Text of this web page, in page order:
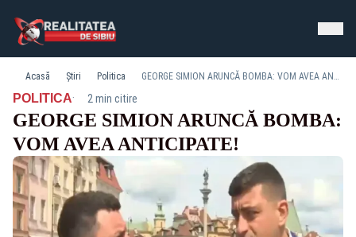
Acasă Știri Politica GEORGE SIMION ARUNCĂ BOMBA: VOM AVEA ANTICIPATE!
POLITICA· 2 min citire
GEORGE SIMION ARUNCĂ BOMBA:
VOM AVEA ANTICIPATE!